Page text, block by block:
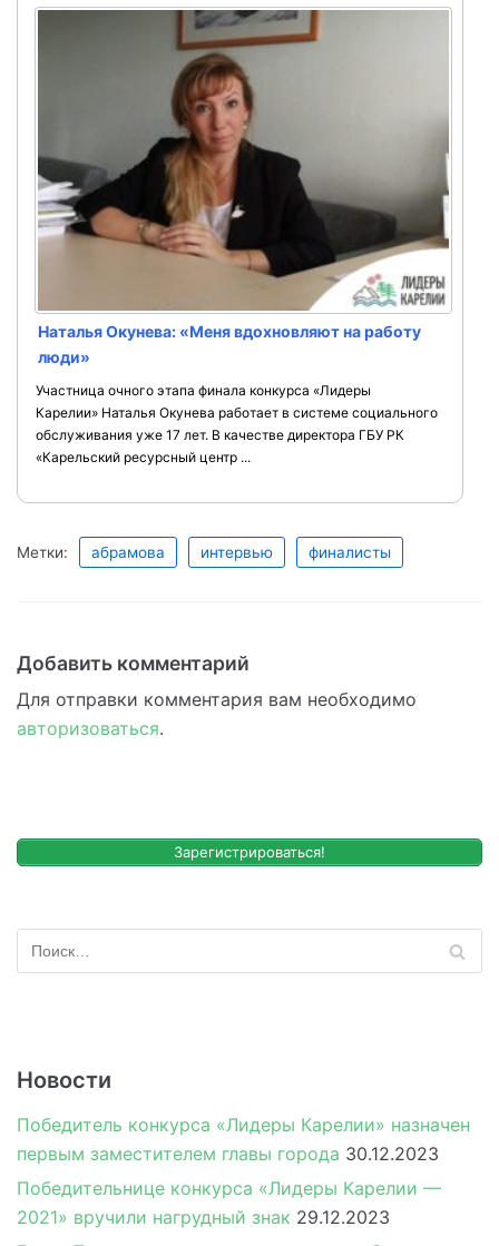
Наталья Окунева: «Меня вдохновляют на работу
люди»
Участница очного этапа финала конкурса «Лидеры
Карелии» Наталья Окунева работает в системе социального
обслуживания уже 17 лет. В качестве директора ГБУ РК
«Карельский ресурсный центр ...
Метки: абрамова интервью финалисты
Добавить комментарий
Для отправки комментария вам необходимо
авторизоваться.
Зарегистрироваться!
Новости
Победитель конкурса «Лидеры Карелии» назначен
первым заместителем главы города 30.12.2023
Победительнице конкурса «Лидеры Карелии —
2021» вручили нагрудный знак 29.12.2023